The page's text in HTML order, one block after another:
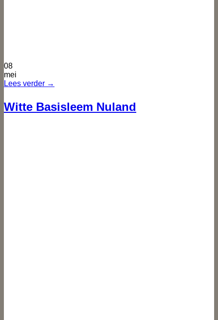
08
mei
Lees verder →
Witte Basisleem Nuland